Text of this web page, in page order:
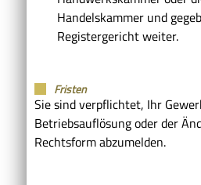
Handelskammer und
Registergericht weiter.
Fristen
Sie sind verpflichtet, Ihr
Betriebsauflösung oder der
Rechtsform abzumelden.